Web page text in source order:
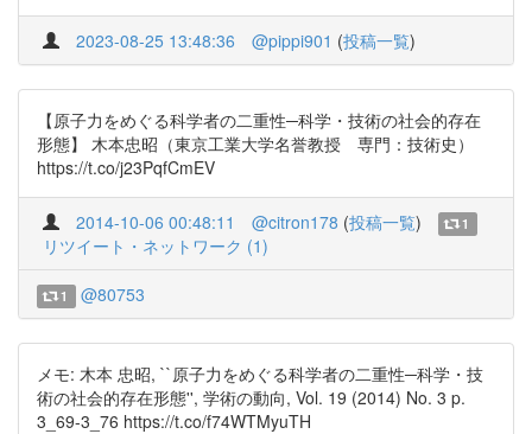
2023-08-25 13:48:36 @pippi901 (投稿一覧)
【原子力をめぐる科学者の二重性─科学・技術の社会的存在
形態】 木本忠昭（東京工業大学名誉教授 専門：技術史）
https://t.co/j23PqfCmEV
2014-10-06 00:48:11 @citron178 (投稿一覧) 1
リツイート・ネットワーク (1)
1 @80753
メモ: 木本 忠昭, ``原子力をめぐる科学者の二重性─科学・技
術の社会的存在形態'', 学術の動向, Vol. 19 (2014) No. 3 p.
3_69-3_76 https://t.co/f74WTMyuTH